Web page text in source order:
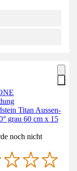
Titan Aussen-
grau 60 cm x 15
noch nicht